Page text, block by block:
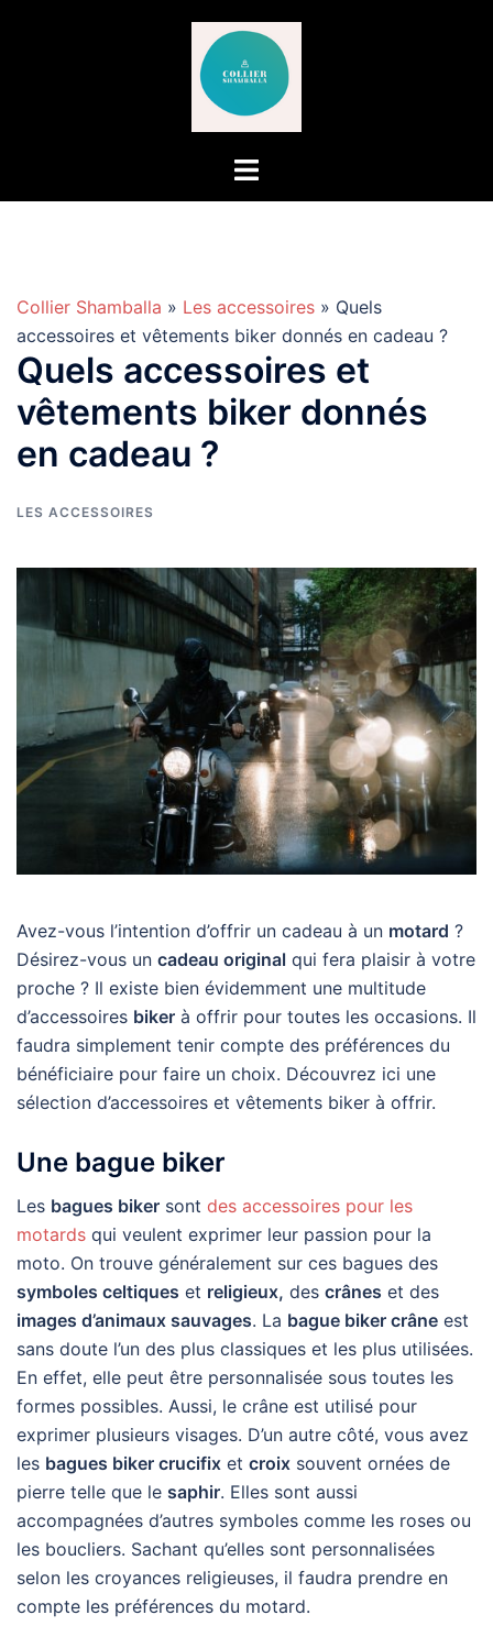
Collier Shamballa » Les accessoires » Quels
accessoires et vêtements biker donnés en cadeau ?
Quels accessoires et
vêtements biker donnés
en cadeau ?
LES ACCESSOIRES
Avez-vous l’intention d’offrir un cadeau à un motard ?
Désirez-vous un cadeau original qui fera plaisir à votre
proche ? Il existe bien évidemment une multitude
d’accessoires biker à offrir pour toutes les occasions. Il
faudra simplement tenir compte des préférences du
bénéficiaire pour faire un choix. Découvrez ici une
sélection d’accessoires et vêtements biker à offrir.
Une bague biker
Les bagues biker sont des accessoires pour les
motards qui veulent exprimer leur passion pour la
moto. On trouve généralement sur ces bagues des
symboles celtiques et religieux, des crânes et des
images d’animaux sauvages. La bague biker crâne est
sans doute l’un des plus classiques et les plus utilisées.
En effet, elle peut être personnalisée sous toutes les
formes possibles. Aussi, le crâne est utilisé pour
exprimer plusieurs visages. D’un autre côté, vous avez
les bagues biker crucifix et croix souvent ornées de
pierre telle que le saphir. Elles sont aussi
accompagnées d’autres symboles comme les roses ou
les boucliers. Sachant qu’elles sont personnalisées
selon les croyances religieuses, il faudra prendre en
compte les préférences du motard.